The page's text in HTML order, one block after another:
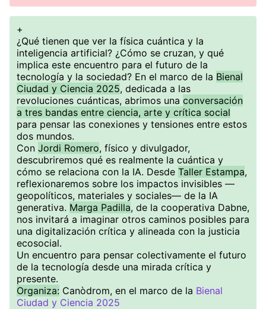
+
¿Qué tienen que ver la física cuántica y la
inteligencia artificial? ¿Cómo se cruzan, y qué
implica este encuentro para el futuro de la
tecnología y la sociedad? En el marco de la Bienal
Ciudad y Ciencia 2025, dedicada a las
revoluciones cuánticas, abrimos una conversación
a tres bandas entre ciencia, arte y crítica social
para pensar las conexiones y tensiones entre estos
dos mundos.
Con Jordi Romero, físico y divulgador,
descubriremos qué es realmente la cuántica y
cómo se relaciona con la IA. Desde Taller Estampa,
reflexionaremos sobre los impactos invisibles —
geopolíticos, materiales y sociales— de la IA
generativa. Marga Padilla, de la cooperativa Dabne,
nos invitará a imaginar otros caminos posibles para
una digitalización crítica y alineada con la justicia
ecosocial.
Un encuentro para pensar colectivamente el futuro
de la tecnología desde una mirada crítica y
presente.
Organiza: Canòdrom, en el marco de la Bienal
Ciudad y Ciencia 2025